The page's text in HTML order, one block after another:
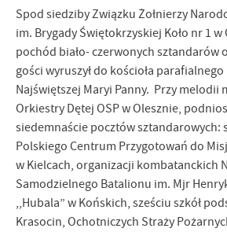
Spod siedziby Związku Żołnierzy
im. Brygady Świętokrzyskiej Koło nr 1
pochód biało- czerwonych sztandarów
gości wyruszył do kościoła
Najświętszej Maryi Panny. Przy melodii
Orkiestry Dętej OSP w Olesznie,
siedemnaście pocztów sztandarowych:
Polskiego Centrum Przygotowań do
w Kielcach, organizacji kombatanckich
Samodzielnego Batalionu im. Mjr
,,Hubala” w Końskich, sześciu szkół
Krasocin, Ochotniczych Straży
promocyjne mogą pojawić się na stronach
firm będących naszymi partnerami oraz
Firmy te działają w charakterze pośredników
treści w postaci wiadomości, ofert,
społecznościowych.